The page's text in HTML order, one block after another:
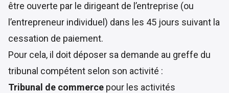
être ouverte par le dirigeant de l’entreprise (ou
l’entrepreneur individuel) dans les 45 jours suivant la
cessation de paiement.
Pour cela, il doit déposer sa demande au greffe du
tribunal compétent selon son activité :
Tribunal de commerce pour les activités